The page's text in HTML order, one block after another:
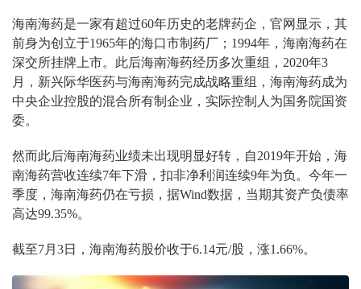
海南海药是一家有超过60年历史的老牌药企，官网显示，其
前身为创立于1965年的海口市制药厂；1994年，海南海药在
深交所挂牌上市。此后海南海药经历多次重组，2020年3
月，新兴际华医药与海南海药完成战略重组，海南海药成为
中央企业控股的混合所有制企业，实际控制人为国务院国资
委。
然而此后海南海药业绩未出现明显好转，自2019年开始，海
南海药营收连续7年下滑，扣非净利润连续9年为负。今年一
季度，海南海药仍在亏损，据Wind数据，当期其资产负债率
高达99.35%。
截至7月3日，海南海药股价收于6.14元/股，涨1.66%。